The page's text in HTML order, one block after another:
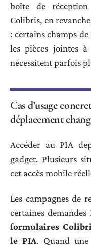
boîte de
Colibris, en
: certains champs
les pièces jointes
nécessitent parfois
Cas d’usage
déplacement
Accéder au PIA
gadget. Plusieurs
cet accès mobile
Les campagnes de
certaines
formulaires
le PIA. Quand